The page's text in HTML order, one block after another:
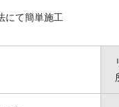
にて簡単施工